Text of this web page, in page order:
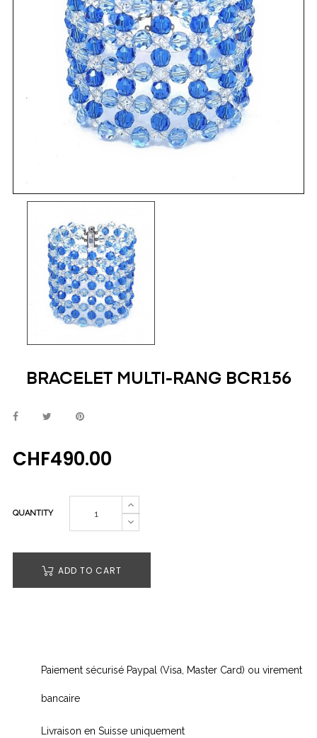
BRACELET MULTI-RANG BCR156
CHF490.00
QUANTITY
ADD TO CART
Paiement sécurisé Paypal (Visa, Master Card) ou virement
bancaire
Livraison en Suisse uniquement